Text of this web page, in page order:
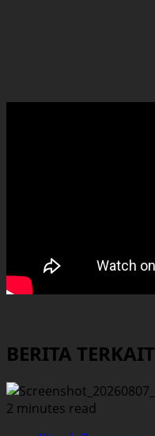
BERITA TERKAIT
2 minutes read